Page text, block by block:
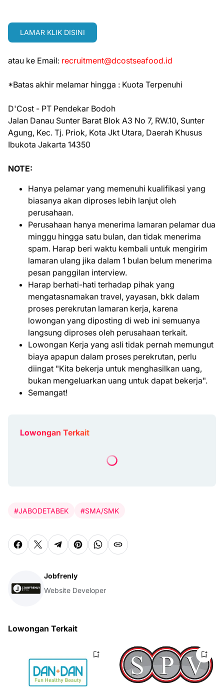
LAMAR KLIK DISINI
atau ke Email: recruitment@dcostseafood.id
*Batas akhir melamar hingga : Kuota Terpenuhi
D'Cost - PT Pendekar Bodoh
Jalan Danau Sunter Barat Blok A3 No 7, RW.10, Sunter
Agung, Kec. Tj. Priok, Kota Jkt Utara, Daerah Khusus
Ibukota Jakarta 14350
NOTE:
Hanya pelamar yang memenuhi kualifikasi yang
biasanya akan diproses lebih lanjut oleh
perusahaan.
Perusahaan hanya menerima lamaran pelamar dua
minggu hingga satu bulan, dan tidak menerima
spam. Harap beri waktu kembali untuk mengirim
lamaran ulang jika dalam 1 bulan belum menerima
pesan panggilan interview.
Harap berhati-hati terhadap pihak yang
mengatasnamakan travel, yayasan, bkk dalam
proses perekrutan lamaran kerja, karena
lowongan yang diposting di web ini semuanya
langsung diproses oleh perusahaan terkait.
Lowongan Kerja yang asli tidak pernah memungut
biaya apapun dalam proses perekrutan, perlu
diingat "Kita bekerja untuk menghasilkan uang,
bukan mengeluarkan uang untuk dapat bekerja".
Semangat!
Lowongan Terkait
#JABODETABEK #SMA/SMK
Jobfrenly
Website Developer
Lowongan Terkait